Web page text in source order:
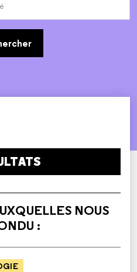
NOUS
: